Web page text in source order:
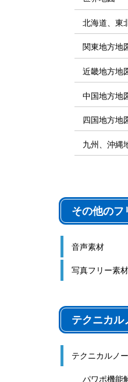
北海道、東
関東地方地
近畿地方地
中国地方地
四国地方地
九州、沖縄
その他のフ
音声素材
写真フリー素材
テクニカル
テクニカルノ
パワポ機能